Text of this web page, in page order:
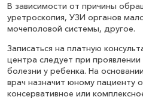
В зависимости от причины
уретроскопия, УЗИ органов
мочеполовой системы, другое.
Записаться на платную
центра следует при
болезни у ребенка. На
врач назначит юному пациенту
консервативное или